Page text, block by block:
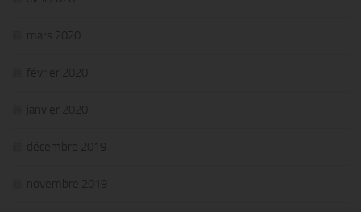
mars 2020
février 2020
janvier 2020
décembre 2019
novembre 2019